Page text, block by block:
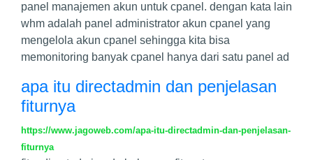
panel manajemen akun untuk cpanel. dengan kata lain
whm adalah panel administrator akun cpanel yang
mengelola akun cpanel sehingga kita bisa
memonitoring banyak cpanel hanya dari satu panel ad
apa itu directadmin dan penjelasan
fiturnya
https://www.jagoweb.com/apa-itu-directadmin-dan-penjelasan-
fiturnya